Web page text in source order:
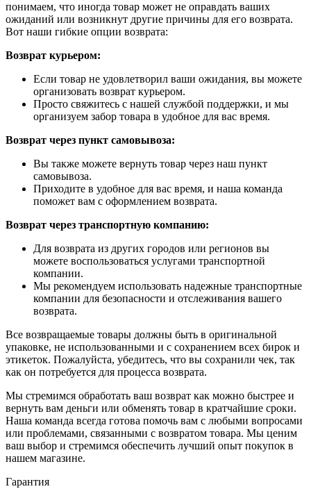
понимаем, что иногда товар может не оправдать ваших
ожиданий или возникнут другие причины для его возврата.
Вот наши гибкие опции возврата:
Возврат курьером:
Если товар не удовлетворил ваши ожидания, вы можете
организовать возврат курьером.
Просто свяжитесь с нашей службой поддержки, и мы
организуем забор товара в удобное для вас время.
Возврат через пункт самовывоза:
Вы также можете вернуть товар через наш пункт
самовывоза.
Приходите в удобное для вас время, и наша команда
поможет вам с оформлением возврата.
Возврат через транспортную компанию:
Для возврата из других городов или регионов вы
можете воспользоваться услугами транспортной
компании.
Мы рекомендуем использовать надежные транспортные
компании для безопасности и отслеживания вашего
возврата.
Все возвращаемые товары должны быть в оригинальной
упаковке, не использованными и с сохранением всех бирок и
этикеток. Пожалуйста, убедитесь, что вы сохранили чек, так
как он потребуется для процесса возврата.
Мы стремимся обработать ваш возврат как можно быстрее и
вернуть вам деньги или обменять товар в кратчайшие сроки.
Наша команда всегда готова помочь вам с любыми вопросами
или проблемами, связанными с возвратом товара. Мы ценим
ваш выбор и стремимся обеспечить лучший опыт покупок в
нашем магазине.
Гарантия